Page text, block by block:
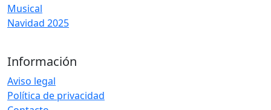
Musical
Navidad 2025
Información
Aviso legal
Política de privacidad